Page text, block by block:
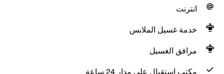
انترنت
خدمة غسيل الملابس
مرافق الغسيل
مكتب استقبال على مدار 24 ساعة